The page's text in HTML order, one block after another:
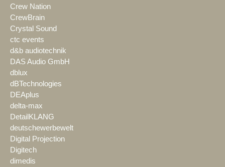
Crew Nation
CrewBrain
Crystal Sound
ctc events
d&b audiotechnik
DAS Audio GmbH
dblux
dBTechnologies
DEAplus
delta-max
DetailKLANG
deutschewerbewelt
Digital Projection
Digitech
dimedis